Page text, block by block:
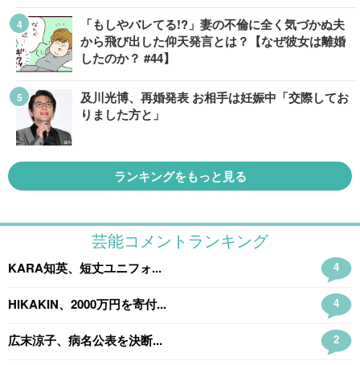
「もしやバレてる!?」妻の不倫に全く気づかぬ夫
から飛び出した仰天発言とは？【なぜ彼女は離婚
したのか？ #44】
及川光博、再婚発表 お相手は妊娠中「交際してお
りました方と」
ランキングをもっと見る